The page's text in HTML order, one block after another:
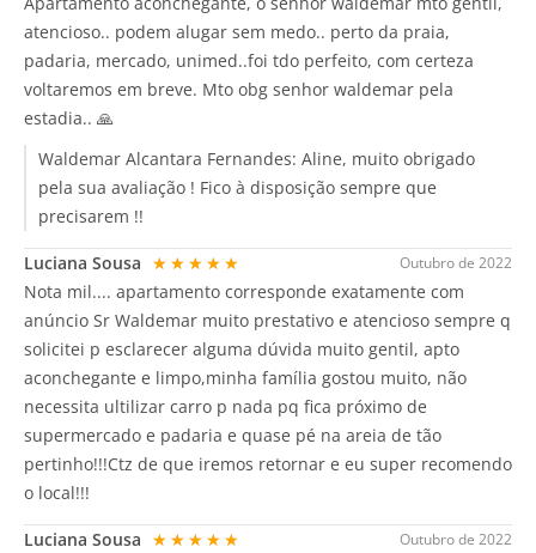
atencioso.. podem alugar sem medo.. perto da praia,
padaria, mercado, unimed..foi tdo perfeito, com certeza
voltaremos em breve. Mto obg senhor waldemar pela
estadia.. 🙏
Waldemar Alcantara Fernandes: Aline, muito obrigado
pela sua avaliação ! Fico à disposição sempre que
precisarem !!
Outubro de 2022
Luciana Sousa ★★★★★
Nota mil.... apartamento corresponde exatamente com
anúncio Sr Waldemar muito prestativo e atencioso sempre q
solicitei p esclarecer alguma dúvida muito gentil, apto
aconchegante e limpo,minha família gostou muito, não
necessita ultilizar carro p nada pq fica próximo de
supermercado e padaria e quase pé na areia de tão
pertinho!!!Ctz de que iremos retornar e eu super recomendo
o local!!!
Outubro de 2022
Luciana Sousa ★★★★★